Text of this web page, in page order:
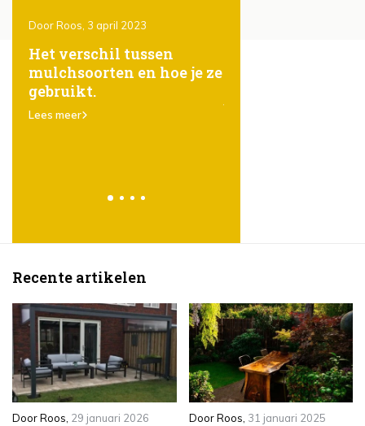
Door Roos, 3 april 2023
Het verschil tussen
mulchsoorten en hoe je ze
gebruikt.
Lees meer
Recente artikelen
DoorRoos, 29 januari 2026 DoorRoos, 31 januari 2025